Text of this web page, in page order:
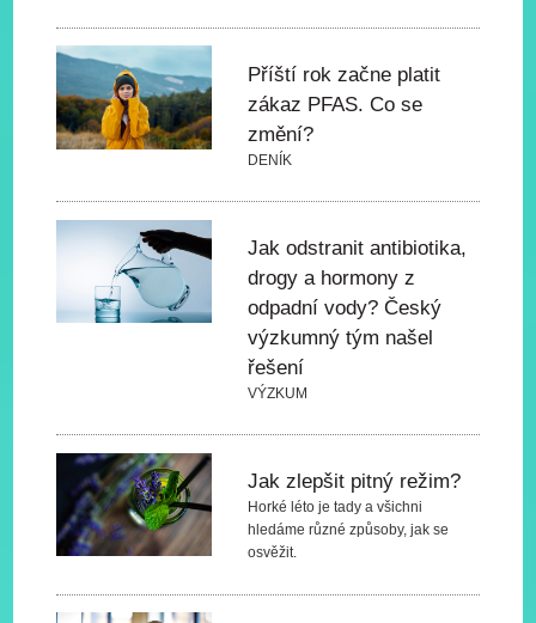
Příští rok začne platit
zákaz PFAS. Co se
změní?
DENÍK
Jak odstranit antibiotika,
drogy a hormony z
odpadní vody? Český
výzkumný tým našel
řešení
VÝZKUM
Jak zlepšit pitný režim?
Horké léto je tady a všichni
hledáme různé způsoby, jak se
osvěžit.